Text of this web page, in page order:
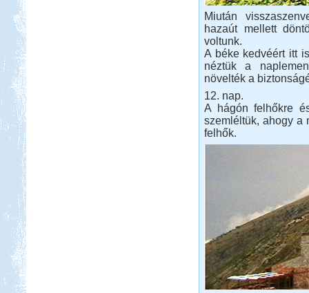
Miután
hazaút mellett
voltunk.
A béke kedvéért itt
néztük a
növelték a
12. nap.
A hágón felhőkre
szemléltük, ahogy a
felhők.